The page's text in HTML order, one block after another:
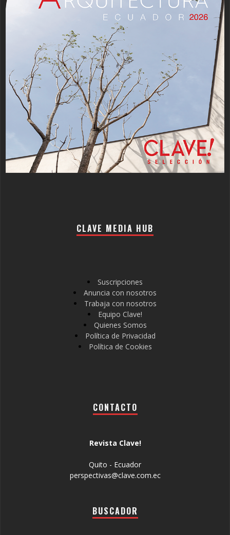
CLAVE MEDIA HUB
Suscripciones
Anuncia con nosotros
Trabaja con nosotros
Equipo Clave!
Quienes Somos
Política de Privacidad
Política de Cookies
CONTACTO
Revista Clave!
Quito - Ecuador
perspectivas@clave.com.ec
BUSCADOR